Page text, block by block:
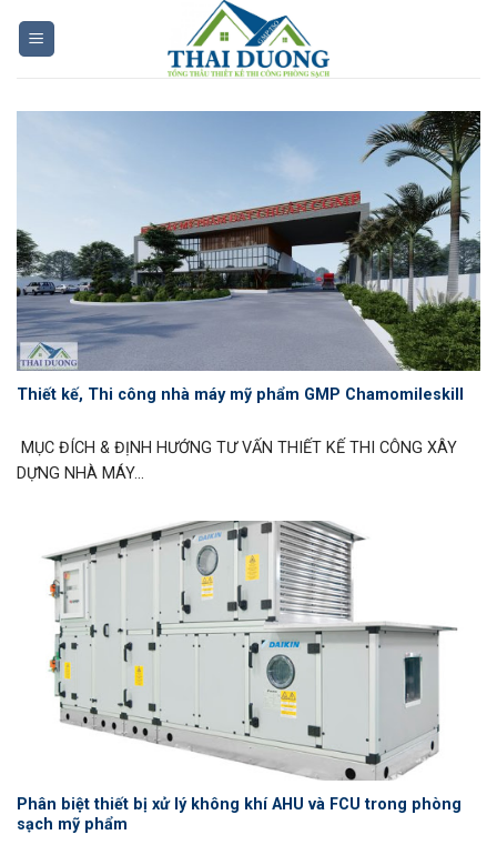
Thiết kế, Thi công nhà máy mỹ phẩm GMP Chamomileskill
MỤC ĐÍCH & ĐỊNH HƯỚNG TƯ VẤN THIẾT KẾ THI CÔNG XÂY
DỰNG NHÀ MÁY...
Phân biệt thiết bị xử lý không khí AHU và FCU trong phòng
sạch mỹ phẩm